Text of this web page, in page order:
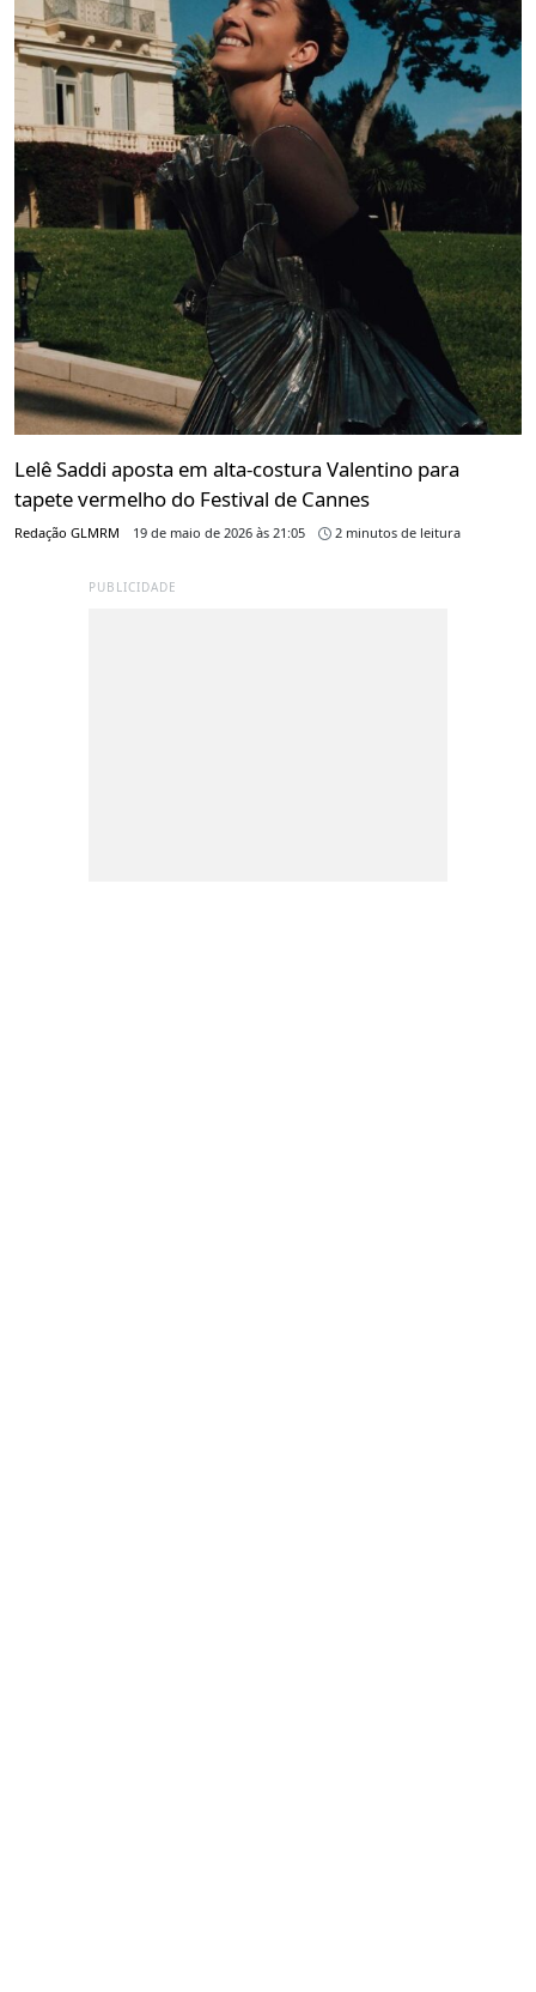
Lelê Saddi aposta em alta-costura Valentino para
tapete vermelho do Festival de Cannes
Redação GLMRM 19 de maio de 2026 às 21:05 2 minutos de leitura
PUBLICIDADE